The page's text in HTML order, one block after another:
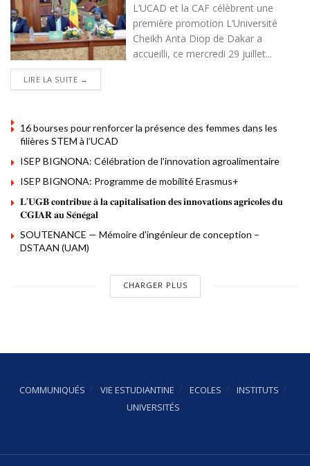
L’UCAD et la CAF célèbrent une
première promotion L’Université
Cheikh Anta Diop de Dakar a
accueilli, ce mercredi 29 juillet...
LIRE LA SUITE →
16 bourses pour renforcer la présence des femmes dans les
filières STEM à l’UCAD
ISEP BIGNONA: Célébration de l’innovation agroalimentaire
ISEP BIGNONA: Programme de mobilité Erasmus+
𝐋’𝐔𝐆𝐁 𝐜𝐨𝐧𝐭𝐫𝐢𝐛𝐮𝐞 𝐚̀ 𝐥𝐚 𝐜𝐚𝐩𝐢𝐭𝐚𝐥𝐢𝐬𝐚𝐭𝐢𝐨𝐧 𝐝𝐞𝐬 𝐢𝐧𝐧𝐨𝐯𝐚𝐭𝐢𝐨𝐧𝐬 𝐚𝐠𝐫𝐢𝐜𝐨𝐥𝐞𝐬 𝐝𝐮
𝐂𝐆𝐈𝐀𝐑 𝐚𝐮 𝐒𝐞́𝐧𝐞́𝐠𝐚𝐥
SOUTENANCE — Mémoire d’ingénieur de conception –
DSTAAN (UAM)
CHARGER PLUS
COMMUNIQUÉS VIE ESTUDIANTINE ECOLES
INSTITUTS
UNIVERSITÉS